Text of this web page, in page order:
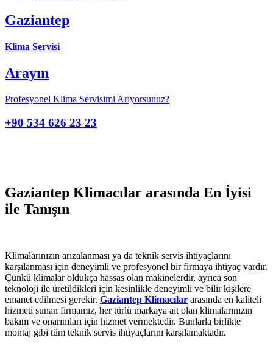
Gaziantep
Klima Servisi
Arayın
Profesyonel Klima Servisimi Arıyorsunuz?
+90 534 626 23 23
Gaziantep Klimacılar arasında En İyisi
ile Tanışın
Klimalarınızın arızalanması ya da teknik servis ihtiyaçlarını
karşılanması için deneyimli ve profesyonel bir firmaya ihtiyaç vardır.
Çünkü klimalar oldukça hassas olan makinelerdir, ayrıca son
teknoloji ile üretildikleri için kesinlikle deneyimli ve bilir kişilere
emanet edilmesi gerekir. Gaziantep Klimacılar arasında en kaliteli
hizmeti sunan firmamız, her türlü markaya ait olan klimalarınızın
bakım ve onarımları için hizmet vermektedir. Bunlarla birlikte
montaj gibi tüm teknik servis ihtiyaçlarını karşılamaktadır.